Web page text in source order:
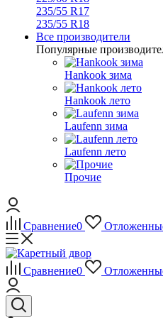
235/55 R17
235/55 R18
Все производители
Популярные
Hankook зима
Hankook лето
Laufenn зима
Laufenn лето
Прочие
Сравнение0
Сравнение0